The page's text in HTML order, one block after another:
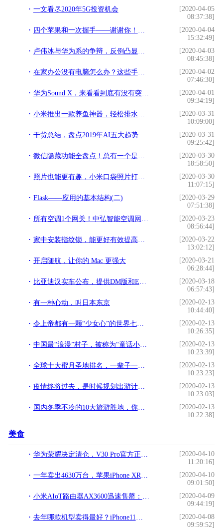
一文看尽2020年5G投资机会
[2020-04-05
08:37:38]
四个苹果和一次握手——谢谢你！来自辽宁的医护
[2020-04-04
15:32:49]
卢伟冰与华为系的争辩，反倒凸显出OPPO、一加、魅族的厚道风范
[2020-04-03
08:45:38]
在家办公没有电脑怎么办？这些手机秒变“PC”
[2020-04-02
07:46:30]
华为Sound X，来看看到底有没有突破声学想象
[2020-04-01
09:34:19]
小米推出一款养鱼神器，轻松排水自带供氧，一键喂食，你心动了吗
[2020-03-31
10:09:00]
干货总结，盘点2019年AI五大趋势
[2020-03-31
09:25:42]
微信隐藏功能全盘点！总有一个是你不知道的，看完真的涨知识
[2020-03-30
18:58:50]
照片也能更有趣，小米口袋照片打印机，玩出新意
[2020-03-30
11:07:15]
Flask——应用的基本结构(二)
[2020-03-29
07:51:38]
所有空调1个网关！中弘智能空调网关的市场运营之道
[2020-03-23
08:56:44]
家中安装指纹锁，能更好有效提高安全 让我们生活更稳定放心
[2020-03-22
13:02:12]
开启随航，让你的 Mac 更强大
[2020-03-21
06:28:44]
比亚迪汉实车公布，提供DM版和EV版车型可选，特斯拉“危险了”？
[2020-03-18
06:57:43]
有一种心动，叫日本东京
[2020-02-13
10:44:40]
令上帝都有一颗“少女心”的世界七大自然奇观之一
[2020-02-13
10:26:35]
中国最“浪漫”村子，被称为“童话小镇”，网友：什么神仙地方？
[2020-02-13
10:23:39]
全球十大蜜月圣地排名，一辈子一次的旅行，你想带她去第几个？
[2020-02-13
10:23:23]
疫情终将过去，是时候规划出游计划了！这是一个适合暑假的海岛
[2020-02-13
10:23:03]
国内冬季不冷的10大旅游胜地，你去了几个呢？
[2020-02-13
10:22:38]
美食
华为荣耀决定清仓，V30 Pro官方正式降价，用户：还是来了
[2020-04-10
11:20:16]
一年卖出4630万台，苹果iPhone XR成去年全球最受欢迎智能手机
[2020-04-10
09:01:50]
小米AIoT路由器AX3600迅速售罄：支持WiFi 6 599元
[2020-04-09
09:44:19]
去年哪款机型卖得最好？iPhone11排第二，第一名是部两年前的机型
[2020-04-08
09:59:52]